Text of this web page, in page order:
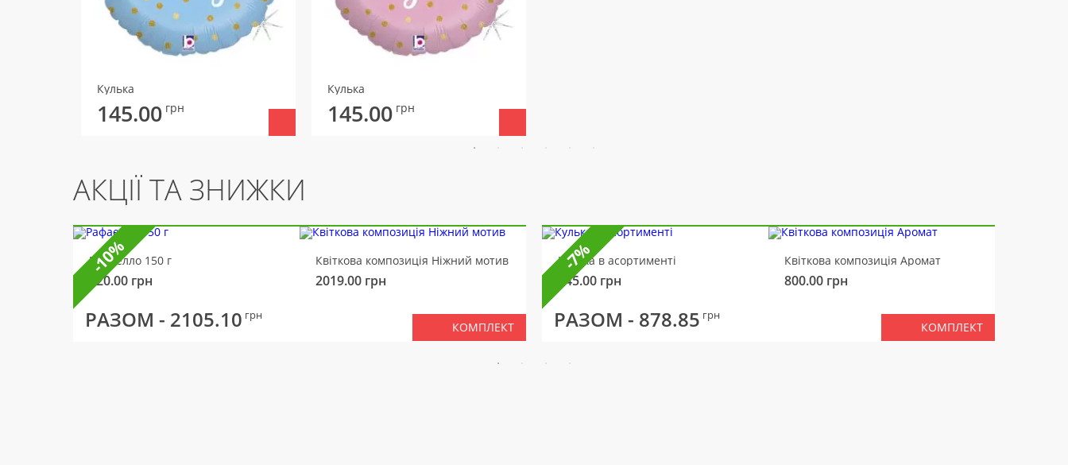
Кулька
145.00 грн
Кулька
145.00 грн
АКЦІЇ ТА ЗНИЖКИ
Рафаелло 150 г
320.00 грн
Квіткова композиція Ніжний мотив
2019.00 грн
РАЗОМ - 2105.10 грн
КОМПЛЕКТ
-10% Кулька в асортименті
145.00 грн
Квіткова композиція Аромат
800.00 грн
РАЗОМ - 878.85 грн
КОМПЛЕКТ
-7%